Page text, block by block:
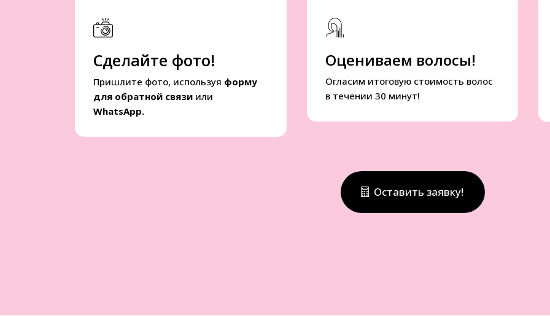
Сделайте фото!
Пришлите фото, используя форму
для обратной связи или
WhatsApp.
Оцениваем волосы!
Огласим итоговую стоимость волос
в течении 30 минут!
Оставить заявку!